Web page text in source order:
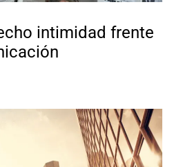
intimidad frente